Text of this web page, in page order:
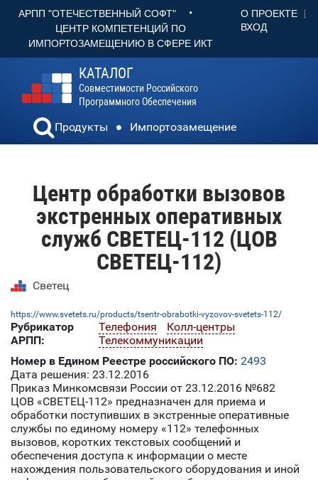
АРПП "ОТЕЧЕСТВЕННЫЙ СОФТ" •
ЦЕНТР КОМПЕТЕНЦИЙ ПО
ИМПОРТОЗАМЕЩЕНИЮ В СФЕРЕ ИКТ
О ПРОЕКТЕ
ВХОД
КАТАЛОГ
Совместимости Российского
Программного Обеспечения
Продукты Импортозамещение
Центр обработки вызовов
экстренных оперативных
служб СВЕТЕЦ-112 (ЦОВ
СВЕТЕЦ-112)
Светец
https://www.svetets.ru/products/tsentr-obrabotki-vyzovov-svetets-112/
Рубрикатор
АРПП:
Телефония
Колл-центры
Телекоммуникации
Номер в Едином Реестре российского ПО: 2493
Дата решения: 23.12.2016
Приказ Минкомсвязи России от 23.12.2016 №682
ЦОВ «СВЕТЕЦ-112» предназначен для приема и
обработки поступивших в экстренные оперативные
службы по единому номеру «112» телефонных
вызовов, коротких текстовых сообщений и
обеспечения доступа к информации о месте
нахождения пользовательского оборудования и иной